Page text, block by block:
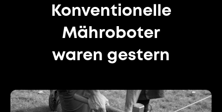
Konventionelle
Mähroboter
waren gestern